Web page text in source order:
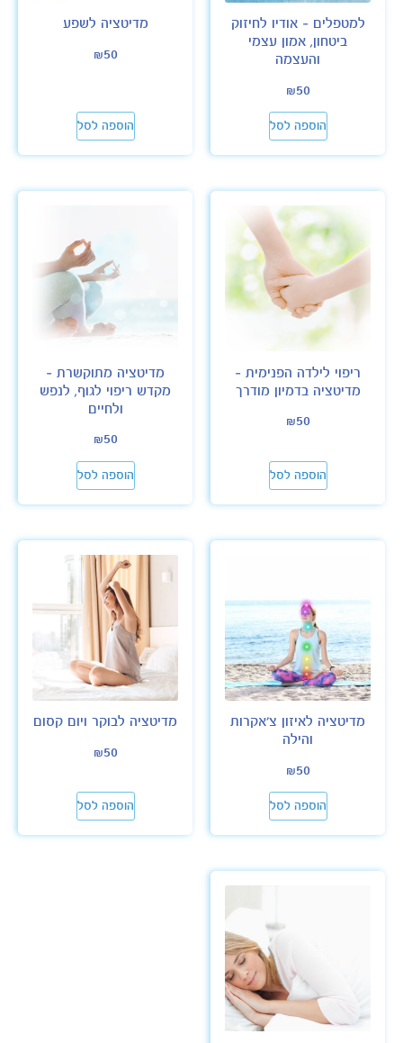
למטפלים – אודיו לחיזוק
ביטחון, אמון עצמי
והעצמה
₪50
הוספה לסל
מדיטציה לשפע
₪50
הוספה לסל
ריפוי לילדה הפנימית –
מדיטציה בדמיון מודרך
₪50
הוספה לסל
מדיטציה מתוקשרת –
מקדש ריפוי לגוף, לנפש
ולחיים
₪50
הוספה לסל
מדיטציה לאיזון צ'אקרות
והילה
₪50
הוספה לסל
מדיטציה לבוקר ויום קסום
₪50
הוספה לסל